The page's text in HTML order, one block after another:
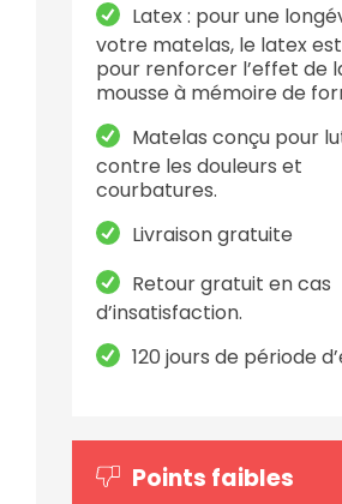
Latex : pour une
votre matelas, le latex
pour renforcer l’effet de
mousse à mémoire de
Matelas conçu pour
contre les douleurs et
courbatures.
Livraison gratuite
Retour gratuit en cas
d’insatisfaction.
120 jours de période
Points faibles